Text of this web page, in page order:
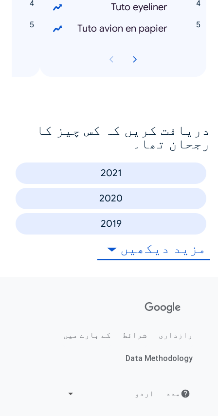
Tuto eyeliner
Tuto avion en papier
دریافت کریں کہ کس چیز کا
رجحان تھا۔
2021
2020
2019
مزید دیکھیں
رازداری شرائط کے بارے میں
Data Methodology
مدد